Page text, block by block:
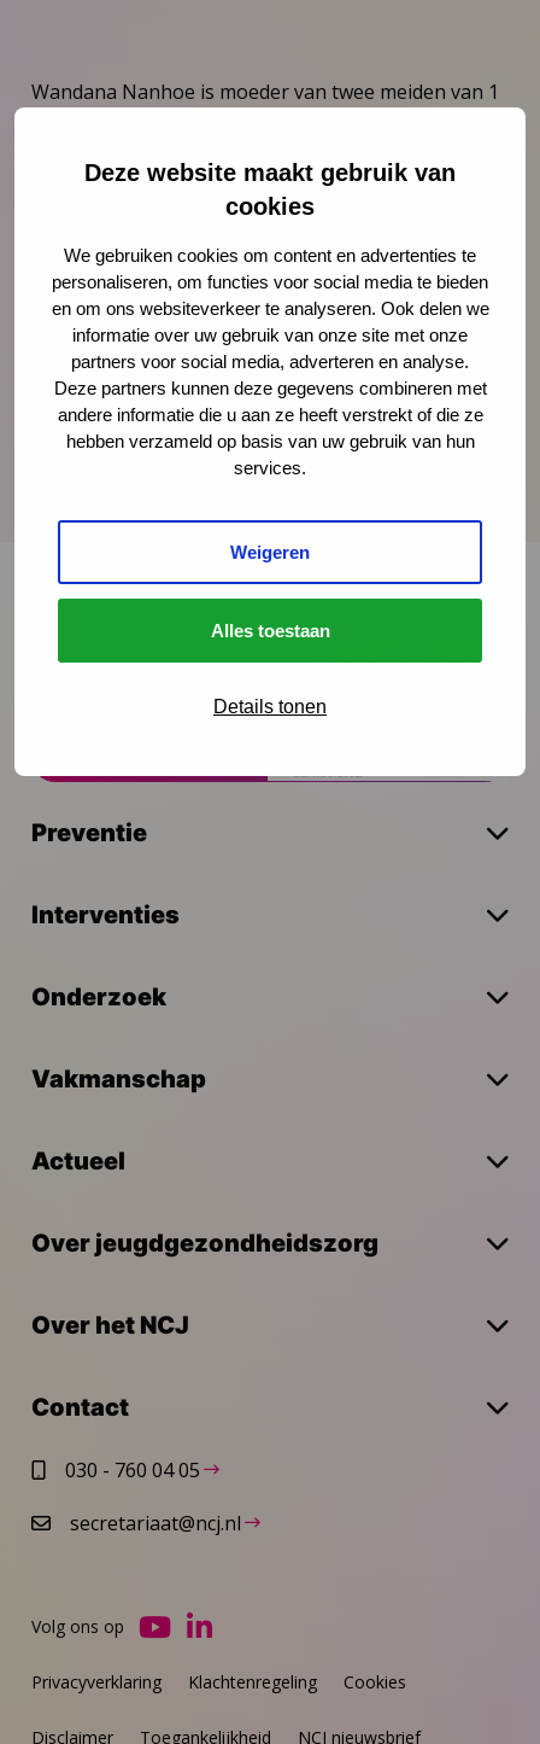
Deze website maakt gebruik van
cookies
We gebruiken cookies om content en advertenties te
personaliseren, om functies voor social media te bieden
en om ons websiteverkeer te analyseren. Ook delen we
informatie over uw gebruik van onze site met onze
partners voor social media, adverteren en analyse.
Deze partners kunnen deze gegevens combineren met
andere informatie die u aan ze heeft verstrekt of die ze
hebben verzameld op basis van uw gebruik van hun
services.
Weigeren
Alles toestaan
Details tonen
Wandana Nanhoe is moeder van twee meiden van 1
wetenschapper en werkt sinds 2013 bij
Branddoctors Mixe, een bureau gespecialiseerd in
writer en healthcare strateeg gebruikt Wandana
haar medische achtergrond en interesse in de mens
graag voor het steeds verder verbeteren van de
gezondheidszorg.
Onze nieuwsbrief ontvangen?
Preventie
Interventies
Onderzoek
Vakmanschap
Actueel
Over jeugdgezondheidszorg
Over het NCJ
Contact
030 - 760 04 05
secretariaat@ncj.nl
Privacyverklaring Klachtenregeling Cookies
Disclaimer Toegankelijkheid NCJ nieuwsbrief
Volg ons op
Ga
YouTube
Ga
LinkedIn